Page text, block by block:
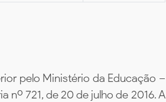
pelo Ministério da Educação –
nº 721, de 20 de julho de 2016. A